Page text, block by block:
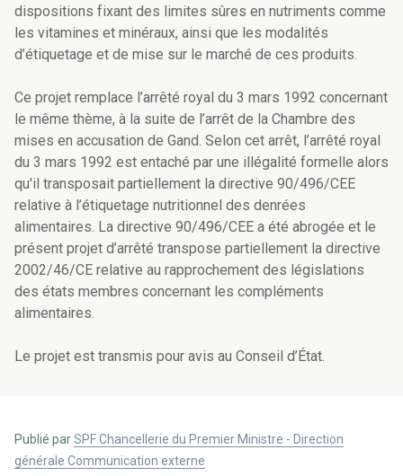
dispositions fixant des limites sûres en nutriments comme
les vitamines et minéraux, ainsi que les modalités
d’étiquetage et de mise sur le marché de ces produits.
Ce projet remplace l’arrêté royal du 3 mars 1992 concernant
le même thème, à la suite de l’arrêt de la Chambre des
mises en accusation de Gand. Selon cet arrêt, l’arrêté royal
du 3 mars 1992 est entaché par une illégalité formelle alors
qu'il transposait partiellement la directive 90/496/CEE
relative à l’étiquetage nutritionnel des denrées
alimentaires. La directive 90/496/CEE a été abrogée et le
présent projet d’arrêté transpose partiellement la directive
2002/46/CE relative au rapprochement des législations
des états membres concernant les compléments
alimentaires.
Le projet est transmis pour avis au Conseil d’État.
Publié parSPF Chancellerie du Premier Ministre - Direction
générale Communication externe